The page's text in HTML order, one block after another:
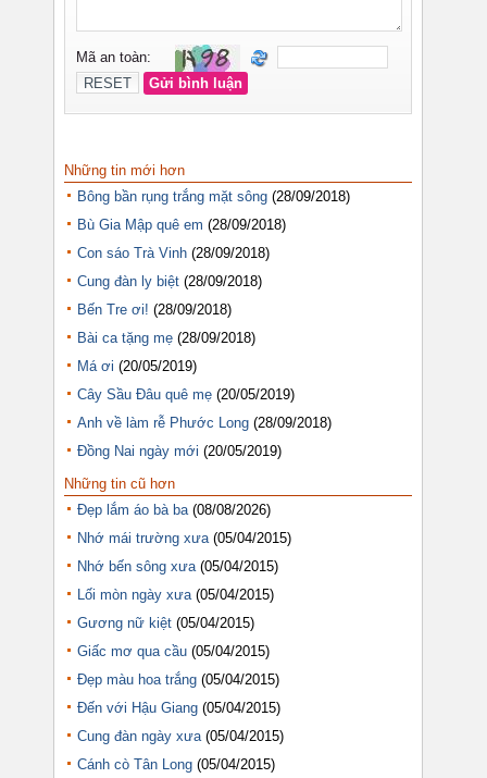
Những tin mới hơn
Bông bần rụng trắng mặt sông (28/09/2018)
Bù Gia Mập quê em (28/09/2018)
Con sáo Trà Vinh (28/09/2018)
Cung đàn ly biệt (28/09/2018)
Bến Tre ơi! (28/09/2018)
Bài ca tặng mẹ (28/09/2018)
Má ơi (20/05/2019)
Cây Sầu Đâu quê mẹ (20/05/2019)
Anh về làm rễ Phước Long (28/09/2018)
Đồng Nai ngày mới (20/05/2019)
Những tin cũ hơn
Đẹp lắm áo bà ba (08/08/2026)
Nhớ mái trường xưa (05/04/2015)
Nhớ bến sông xưa (05/04/2015)
Lối mòn ngày xưa (05/04/2015)
Gương nữ kiệt (05/04/2015)
Giấc mơ qua cầu (05/04/2015)
Đẹp màu hoa trắng (05/04/2015)
Đến với Hậu Giang (05/04/2015)
Cung đàn ngày xưa (05/04/2015)
Cánh cò Tân Long (05/04/2015)